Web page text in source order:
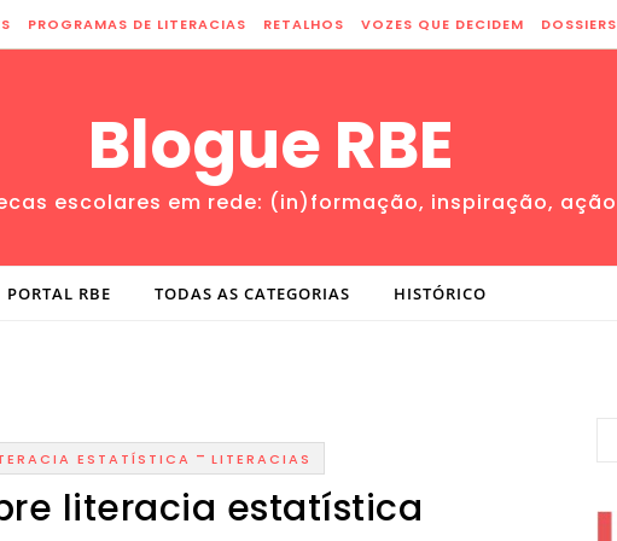
PROGRAMAS DE LITERACIAS RETALHOS VOZES QUE DECIDEM DOSSIERS
Blogue RBE
escolares em rede: (in)formação, inspiração, ação
PORTAL RBE TODAS AS CATEGORIAS HISTÓRICO
ESTATÍSTICA - LITERACIAS
literacia estatística